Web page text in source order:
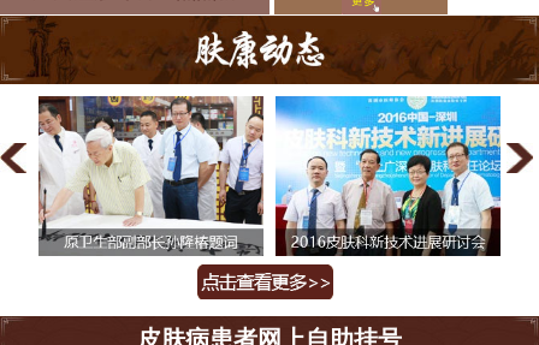
皮肤病患者网上自助挂号